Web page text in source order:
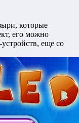
которые
его можно
еще со